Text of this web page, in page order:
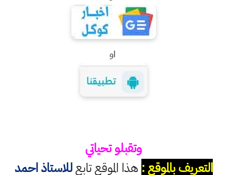
او
وتقبلو تحياتي
التعريف بالموقع : هذا الموقع تابعللاستاذ احمد